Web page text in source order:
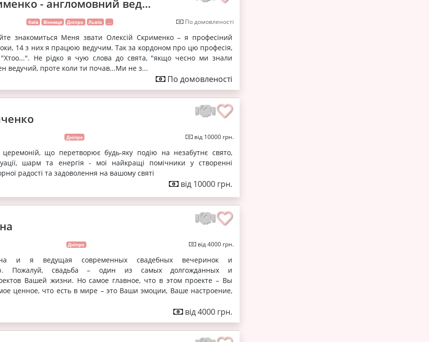
- англомовний вед...
Київ Вінниця Дніпро Львів ... По домовленості
знакомиться Меня звати Олексій Скрименко – я професіний
14 з них я працюю ведучим. Так за кордоном про цю професія,
Не рідко я чую слова до свята, "якщо чесно ми знали
ведучий, проте коли ти почав...Ми не з...
По домовленості
Дніпро від 10000 грн.
що перетворює будь-яку подію на незабутнє свято,
шарм та енергія - мої найкращі помічники у створенні
радості та задоволення на вашому святі
від 10000 грн.
Дніпро від 4000 грн.
и я ведущая современных свадебных вечеринок и
Пожалуй, свадьба – один из самых долгожданных и
Вашей жизни. Но самое главное, что в этом проекте – Вы
ценное, что есть в мире – это Ваши эмоции, Ваше настроение,
від 4000 грн.